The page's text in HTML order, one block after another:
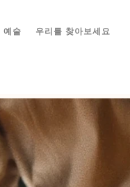
예술 우리를 찾아보세요